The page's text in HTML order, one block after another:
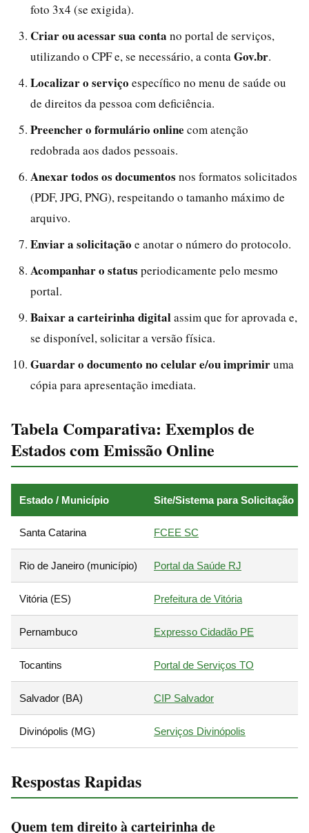
foto 3x4 (se exigida).
Criar ou acessar sua conta no portal de serviços,
utilizando o CPF e, se necessário, a conta Gov.br.
Localizar o serviço específico no menu de saúde ou
de direitos da pessoa com deficiência.
Preencher o formulário online com atenção
redobrada aos dados pessoais.
Anexar todos os documentos nos formatos solicitados
(PDF, JPG, PNG), respeitando o tamanho máximo de
arquivo.
Enviar a solicitação e anotar o número do protocolo.
Acompanhar o status periodicamente pelo mesmo
portal.
Baixar a carteirinha digitalassim que for aprovada e,
se disponível, solicitar a versão física.
Guardar o documento no celular e/ou imprimiruma
cópia para apresentação imediata.
Tabela Comparativa: Exemplos de
Estados com Emissão Online
Estado / Município Site/Sistema para Solicitação
Santa Catarina FCEE SC
Rio de Janeiro (município) Portal da Saúde RJ
Vitória (ES) Prefeitura de Vitória
Pernambuco Expresso Cidadão PE
Tocantins Portal de Serviços TO
Salvador (BA) CIP Salvador
Divinópolis (MG) Serviços Divinópolis
Respostas Rapidas
Quem tem direito à carteirinha de